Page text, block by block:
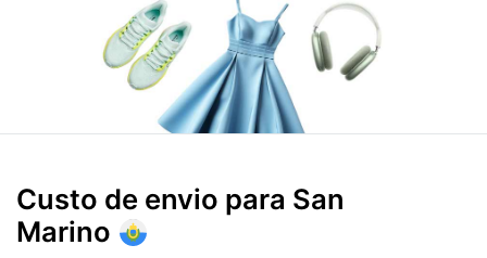
Custo de envio para San
Marino